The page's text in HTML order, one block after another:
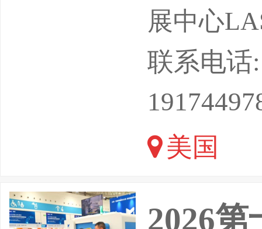
数灯光
额，是
梁。展
品发布
业者齐聚
展中心
联系电话
美国
2026